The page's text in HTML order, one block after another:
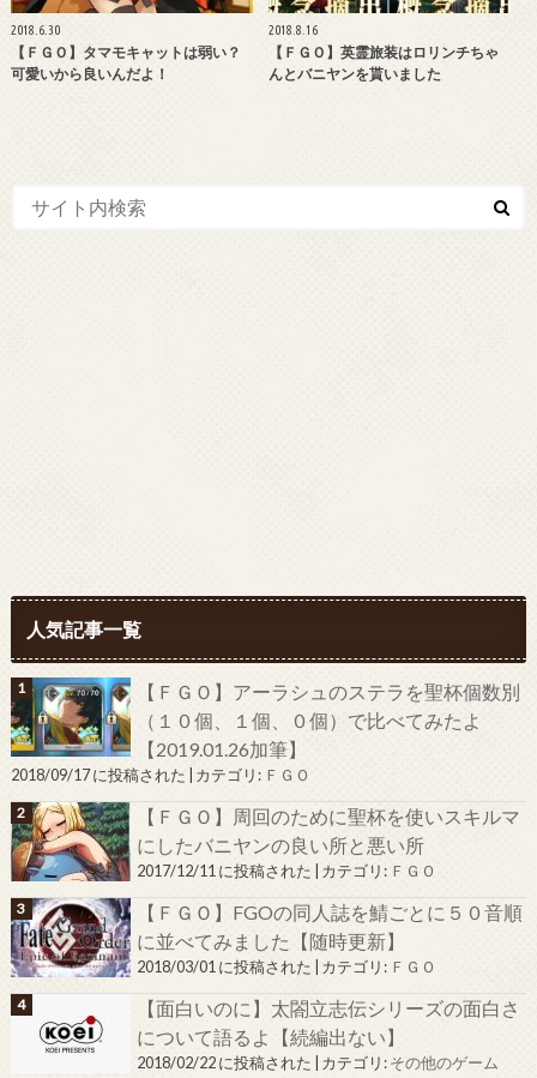
2018.6.30
【ＦＧＯ】タマモキャットは弱い？
可愛いから良いんだよ！
2018.8.16
【ＦＧＯ】英霊旅装はロリンチちゃ
んとバニヤンを貰いました
人気記事一覧
【ＦＧＯ】アーラシュのステラを聖杯個数別
（１０個、１個、０個）で比べてみたよ
【2019.01.26加筆】
2018/09/17 に投稿された カテゴリ: ＦＧＯ
【ＦＧＯ】周回のために聖杯を使いスキルマ
にしたバニヤンの良い所と悪い所
2017/12/11 に投稿された カテゴリ: ＦＧＯ
【ＦＧＯ】FGOの同人誌を鯖ごとに５０音順
に並べてみました【随時更新】
2018/03/01 に投稿された カテゴリ: ＦＧＯ
【面白いのに】太閤立志伝シリーズの面白さ
について語るよ【続編出ない】
2018/02/22 に投稿された カテゴリ:その他のゲーム